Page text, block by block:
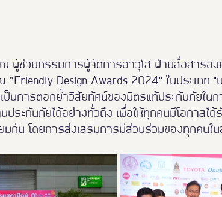
ผู้ช่วยกรรมการผู้จัดการอาวุโส ฝ่ายสื่อสารอง
“Friendly Design Awards 2024” ในประเภท
ป็นการตอกย้ำวิสัยทัศน์ของมิตรแท้ประกันภัยในก
ประกันภัยได้อย่างทั่วถึง เพื่อให้ทุกคนมีโอกาสไ
มกัน โดยการส่งเสริมการมีส่วนร่วมของทุกคนใ